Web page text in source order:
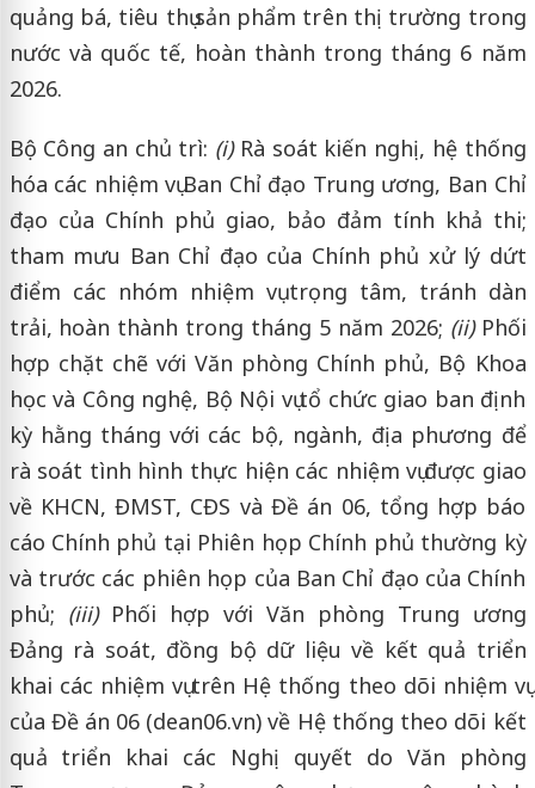
quảng bá, tiêu thụ sản phẩm trên thị trường trong
nước và quốc tế, hoàn thành trong tháng 6 năm
2026.
Bộ Công an chủ trì: (i)Rà soát kiến nghị, hệ thống
hóa các nhiệm vụ Ban Chỉ đạo Trung ương, Ban Chỉ
đạo của Chính phủ giao, bảo đảm tính khả thi;
tham mưu Ban Chỉ đạo của Chính phủ xử lý dứt
điểm các nhóm nhiệm vụ trọng tâm, tránh dàn
trải, hoàn thành trong tháng 5 năm 2026; (ii)Phối
hợp chặt chẽ với Văn phòng Chính phủ, Bộ Khoa
học và Công nghệ, Bộ Nội vụ tổ chức giao ban định
kỳ hằng tháng với các bộ, ngành, địa phương để
rà soát tình hình thực hiện các nhiệm vụ được giao
về KHCN, ĐMST, CĐS và Đề án 06, tổng hợp báo
cáo Chính phủ tại Phiên họp Chính phủ thường kỳ
và trước các phiên họp của Ban Chỉ đạo của Chính
phủ; (iii)Phối hợp với Văn phòng Trung ương
Đảng rà soát, đồng bộ dữ liệu về kết quả triển
khai các nhiệm vụ trên Hệ thống theo dõi nhiệm vụ
của Đề án 06 (dean06.vn) về Hệ thống theo dõi kết
quả triển khai các Nghị quyết do Văn phòng